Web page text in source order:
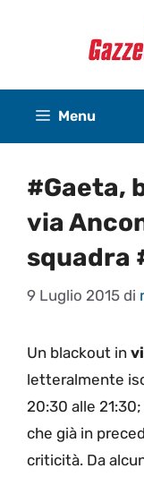
Menu
#Gaeta,
via
squadra
9 Luglio 2015 di
Un blackout in
letteralmente
20:30 alle
che già in
criticità. Da